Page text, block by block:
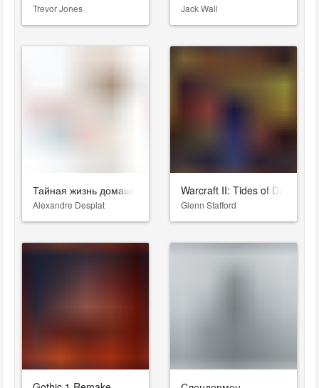
Trevor Jones Jack Wall
Тайная жизнь домашних животных 2
Alexandre Desplat
Warcraft II: Tides of Darkness
Glenn Stafford